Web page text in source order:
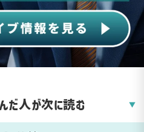
だ人が次に読む ▼